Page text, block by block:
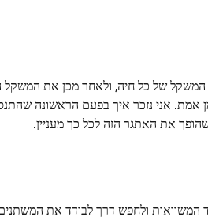
של כל חיה, ולאחר מכן את המשקל
אמת. אני נזכר איך בפעם הראשונה
את האתגר הזה לכל כך מעניין.
ולחפש דרך לבודד את